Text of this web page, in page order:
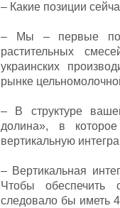
– Какие позиции
– Мы – первые по
растительных
украинских
рынке
– В структуре
долина», в
вертикальную
– Вертикальная
Чтобы обеспечить
следовало бы иметь